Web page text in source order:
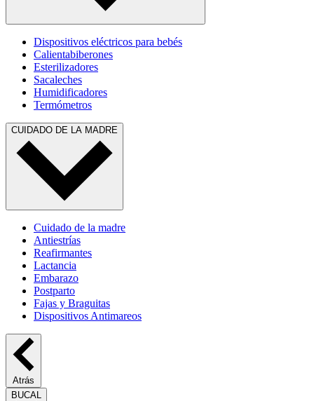
Dispositivos eléctricos para bebés
Calientabiberones
Esterilizadores
Sacaleches
Humidificadores
Termómetros
CUIDADO DE LA MADRE
Cuidado de la madre
Antiestrías
Reafirmantes
Lactancia
Embarazo
Postparto
Fajas y Braguitas
Dispositivos Antimareos
Atrás
BUCAL